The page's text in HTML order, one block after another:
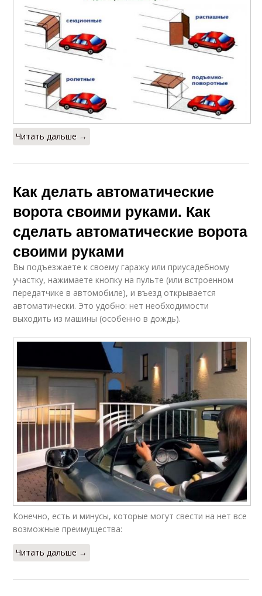
Читать дальше →
Как делать автоматические
ворота своими руками. Как
сделать автоматические ворота
своими руками
Вы подъезжаете к своему гаражу или приусадебному
участку, нажимаете кнопку на пульте (или встроенном
передатчике в автомобиле), и въезд открывается
автоматически. Это удобно: нет необходимости
выходить из машины (особенно в дождь).
Конечно, есть и минусы, которые могут свести на нет все
возможные преимущества:
Читать дальше →